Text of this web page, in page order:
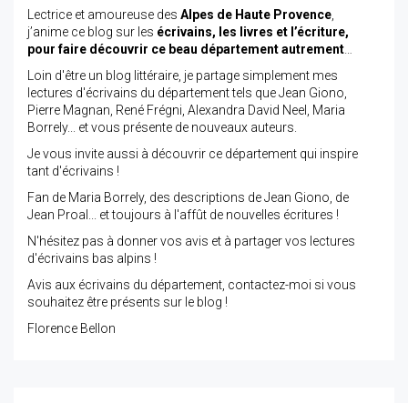
Lectrice et amoureuse des Alpes de Haute Provence
j’anime ce blog sur les écrivains, les livres et l’écriture,
pour faire découvrir ce beau département autrement
Loin d'être un blog littéraire, je partage simplement mes
lectures d'écrivains du département tels que Jean Giono,
Pierre Magnan, René Frégni, Alexandra David Neel, Maria
Borrely... et vous présente de nouveaux auteurs.
Je vous invite aussi à découvrir ce département qui inspire
tant d'écrivains !
Fan de Maria Borrely, des descriptions de Jean Giono, de
Jean Proal... et toujours à l'affût de nouvelles écritures !
N'hésitez pas à donner vos avis et à partager vos lectures
d'écrivains bas alpins !
Avis aux écrivains du département, contactez-moi si vous
souhaitez être présents sur le blog !
Florence Bellon